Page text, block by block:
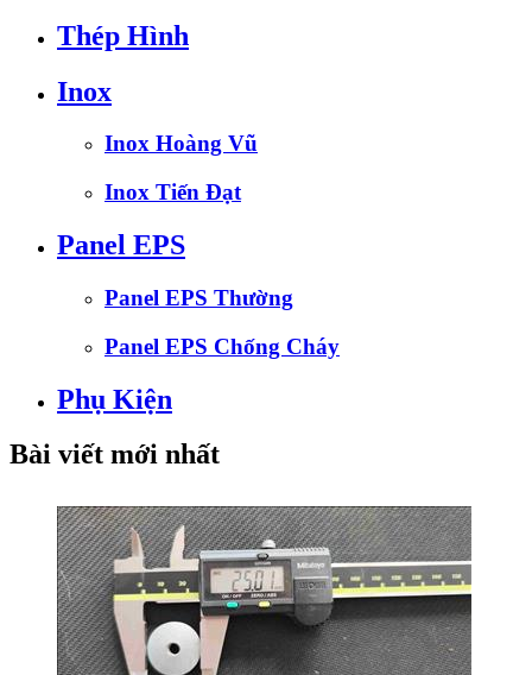
Thép Hình
Inox
Inox Hoàng Vũ
Inox Tiến Đạt
Panel EPS
Panel EPS Thường
Panel EPS Chống Cháy
Phụ Kiện
Bài viết mới nhất